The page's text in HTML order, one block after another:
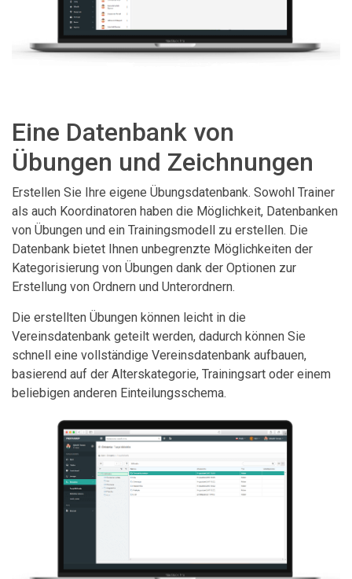
Eine Datenbank von
Übungen und Zeichnungen
Erstellen Sie Ihre eigene Übungsdatenbank. Sowohl Trainer
als auch Koordinatoren haben die Möglichkeit, Datenbanken
von Übungen und ein Trainingsmodell zu erstellen. Die
Datenbank bietet Ihnen unbegrenzte Möglichkeiten der
Kategorisierung von Übungen dank der Optionen zur
Erstellung von Ordnern und Unterordnern.
Die erstellten Übungen können leicht in die
Vereinsdatenbank geteilt werden, dadurch können Sie
schnell eine vollständige Vereinsdatenbank aufbauen,
basierend auf der Alterskategorie, Trainingsart oder einem
beliebigen anderen Einteilungsschema.